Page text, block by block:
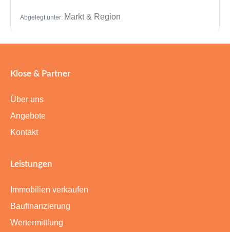
Abgelegt unter: Markt & Region
Klose & Partner
Über uns
Angebote
Kontakt
Leistungen
Immobilien verkaufen
Baufinanzierung
Wertermittlung